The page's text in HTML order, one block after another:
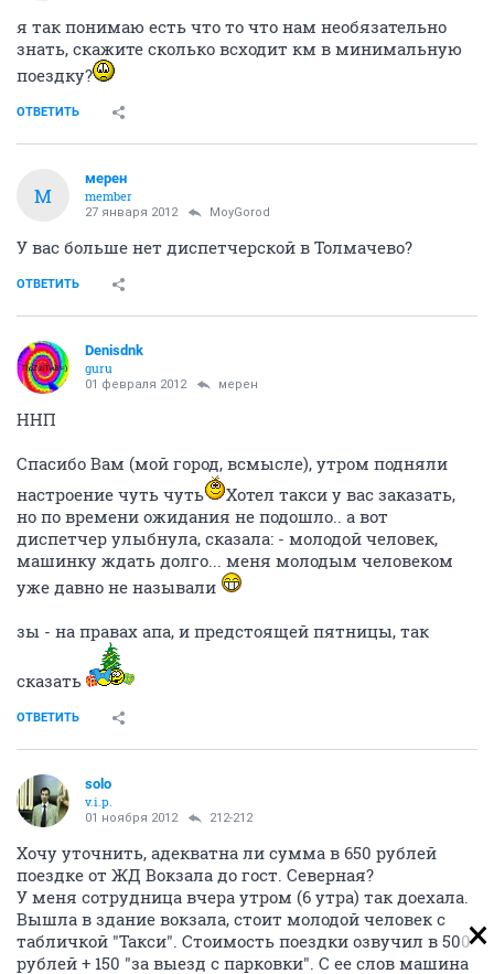
я так понимаю есть что то что нам необязательно
знать, скажите сколько всходит км в минимальную
поездку?
ОТВЕТИТЬ
М
мерен
member
27 января 2012 MoyGorod
У вас больше нет диспетчерской в Толмачево?
ОТВЕТИТЬ
Denisdnk
guru
01 февраля 2012 мерен
ННП
Спасибо Вам (мой город, всмысле), утром подняли
настроение чуть чуть
Хотел такси у вас заказать,
но по времени ожидания не подошло.. а вот
диспетчер улыбнула, сказала: - молодой человек,
машинку ждать долго... меня молодым человеком
уже давно не называли
зы - на правах апа, и предстоящей пятницы, так
сказать
ОТВЕТИТЬ
solo
v.i.p.
01 ноября 2012 212-212
Хочу уточнить, адекватна ли сумма в 650 рублей
поездке от ЖД Вокзала до гост. Северная?
У меня сотрудница вчера утром (6 утра) так доехала.
Вышла в здание вокзала, стоит молодой человек с
табличкой "Такси". Стоимость поездки озвучил в 500
рублей + 150 "за выезд с парковки". С ее слов машина